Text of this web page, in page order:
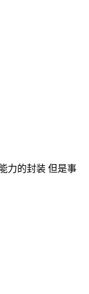
力的封装 但是事